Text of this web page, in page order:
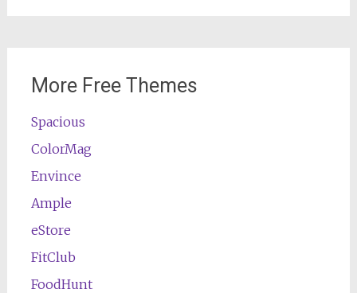
More Free Themes
Spacious
ColorMag
Envince
Ample
eStore
FitClub
FoodHunt